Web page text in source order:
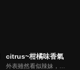
citrus~柑橘味香氣
外表雖然看似辣妹，卻從未戀愛過的女高中生 · 柚子，由於父母的再婚而進入了女校。因「無法交到男友」而不滿爆發的轉學第一天，她與黑髮的美人學生會長 · 芽衣以最糟糕的形式相遇了。